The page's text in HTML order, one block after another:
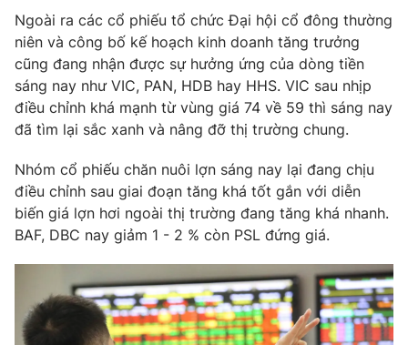
Giải sao mai
Chất lượng cuộc sống
Tuyển sinh
Học trực tuyến
Công nghệ
Hitech Công nghệ tương lai
Sản phẩm
Tư vấn
Giao lưu trực tuyến
Lịch phát sóng
Chuyên mục khác
Emagazine Podcast
Photo Infographic
Ngoài ra các cổ phiếu tổ chức Đại hội cổ đông thường
niên và công bố kế hoạch kinh doanh tăng trưởng
cũng đang nhận được sự hưởng ứng của dòng tiền
sáng nay như VIC, PAN, HDB hay HHS. VIC sau nhịp
điều chỉnh khá mạnh từ vùng giá 74 về 59 thì sáng nay
đã tìm lại sắc xanh và nâng đỡ thị trường chung.
Nhóm cổ phiếu chăn nuôi lợn sáng nay lại đang chịu
điều chỉnh sau giai đoạn tăng khá tốt gắn với diễn
biến giá lợn hơi ngoài thị trường đang tăng khá nhanh.
BAF, DBC nay giảm 1 - 2 % còn PSL đứng giá.